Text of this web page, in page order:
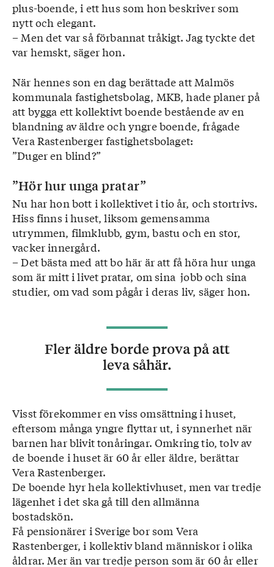
plus-boende, i ett hus som hon beskriver som
nytt och elegant.
– Men det var så förbannat tråkigt. Jag tyckte det
var hemskt, säger hon.
När hennes son en dag berättade att Malmös
kommunala fastighetsbolag, MKB, hade planer på
att bygga ett kollektivt boende bestående av en
blandning av äldre och yngre boende, frågade
Vera Rastenberger fastighetsbolaget:
”Duger en blind?”
”Hör hur unga pratar”
Nu har hon bott i kollektivet i tio år, och stortrivs.
Hiss finns i huset, liksom gemensamma
utrymmen, filmklubb, gym, bastu och en stor,
vacker innergård.
– Det bästa med att bo här är att få höra hur unga
som är mitt i livet pratar, om sina jobb och sina
studier, om vad som pågår i deras liv, säger hon.
Fler äldre borde prova på att
leva såhär.
Visst förekommer en viss omsättning i huset,
eftersom många yngre flyttar ut, i synnerhet när
barnen har blivit tonåringar. Omkring tio, tolv av
de boende i huset är 60 år eller äldre, berättar
Vera Rastenberger.
De boende hyr hela kollektivhuset, men var tredje
lägenhet i det ska gå till den allmänna
bostadskön.
Få pensionärer i Sverige bor som Vera
Rastenberger, i kollektiv bland människor i olika
åldrar. Mer än var tredje person som är 60 år eller